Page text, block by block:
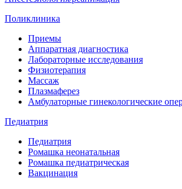
Поликлиника
Приемы
Аппаратная диагностика
Лабораторные исследования
Физиотерапия
Массаж
Плазмаферез
Амбулаторные гинекологические
Педиатрия
Педиатрия
Ромашка неонатальная
Ромашка педиатрическая
Вакцинация